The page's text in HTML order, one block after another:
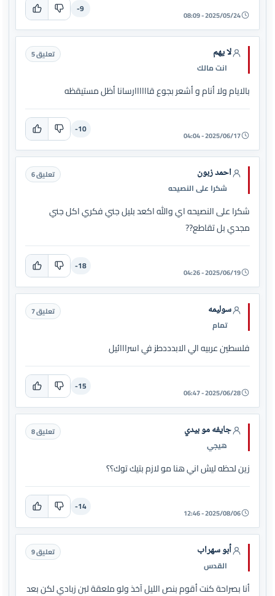
2025/05/24 - 08:09
-9
لا يهم
انت مالك
تعليق 5
بالايام ولا أنام و أشعر بجوع قاااااارسانا أظل مستيقظه
2025/06/17 - 04:04
-10
احمد زبون
شكرا على النصيحه
تعليق 6
شكرا على النصيحه اي والله اكعد بليل جني فكري اكل جني
مجدي بل تقاطع??
2025/06/19 - 04:26
-18
سوليمه
تمام
تعليق 7
فلسطين عربيه الي الابدددطز في اسرااائيل
2025/06/28 - 06:47
-15
جايفه مو بيدي
هيجي
تعليق 8
زين لحظه ليش اني هنا مو لازم بتيك توك؟؟
2025/08/06 - 12:46
-14
أبو سهراب
القدس
تعليق 9
أنا بصراحة كنت أقوم بنص الليل آخذ ولو ملعقة لبن زبادي لكن بعد